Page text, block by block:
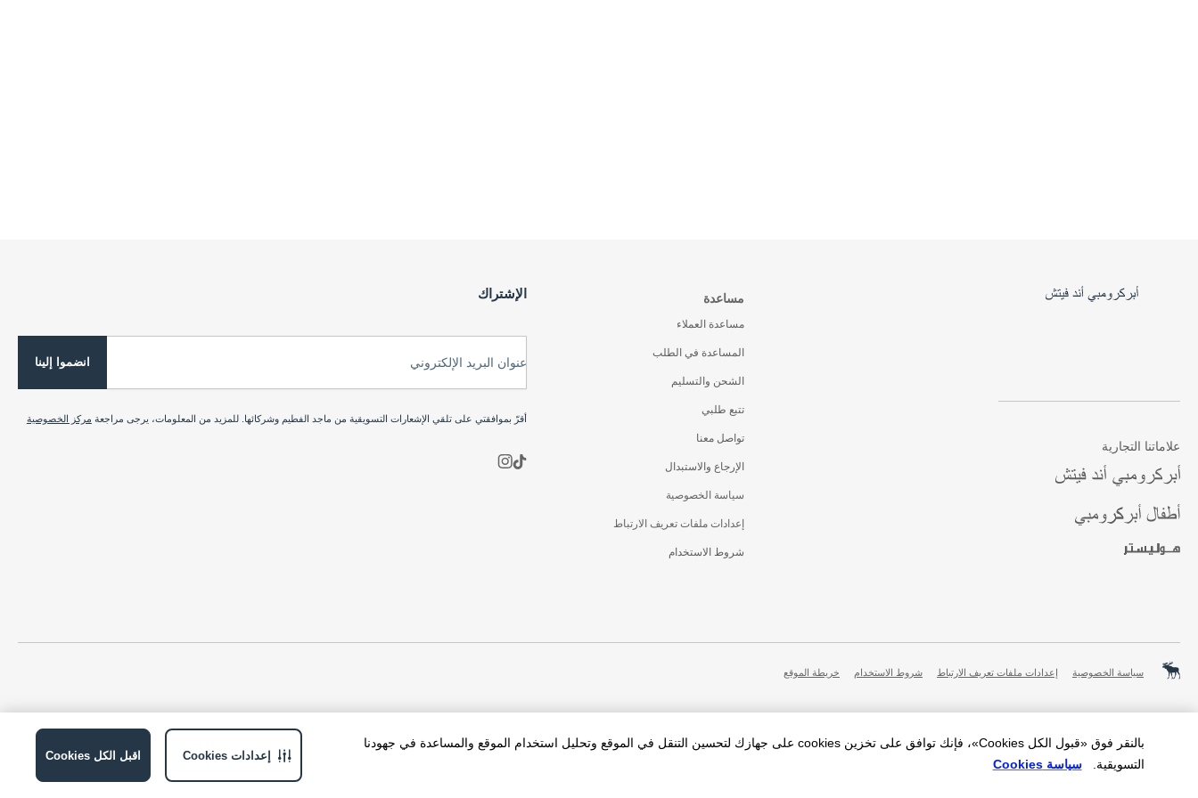
بالنقر فوق «قبول الكل Cookies»، فإنك توافق على تخزين cookies على جهازك لتحسين التنقل في الموقع وتحليل استخدام الموقع والمساعدة في جهودنا
التسويقية.
سياسة Cookies
اقبل الكل Cookies إعدادات Cookies
علاماتنا التجارية
مساعدة
مساعدة العملاء
المساعدة في الطلب
الشحن والتسليم
تتبع طلبي
تواصل معنا
الإرجاع والاستبدال
سياسة الخصوصية
إعدادات ملفات تعريف الارتباط
شروط الاستخدام
الإشتراك
عنوان البريد الإلكتروني انضموا إلينا
أقرّ بموافقتي على تلقي الإشعارات التسويقية من ماجد الفطيم وشركائها. للمزيد من المعلومات، يرجى مراجعة مركز الخصوصية
سياسة الخصوصية إعدادات ملفات تعريف الارتباط شروط الاستخدام خريطة الموقع